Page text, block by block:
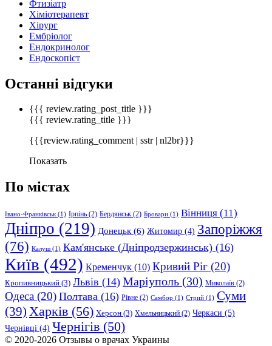
Фтизіатр
Хіміотерапевт
Хірург
Ембріолог
Ендокринолог
Ендоскопіст
Останні відгуки
{{{ review.rating_post_title }}}
{{{ review.rating_title }}}
{{{review.rating_comment | sstr | nl2br}}}
Показать
По містах
Івано-Франківськ(1) Ірпінь (2) Бердянськ (2) Бровари (1) Вінниця (11)
Дніпро (219) Донецьк(6) Житомир (4) Запоріжжя
(76) Калуш(1) Кам'янське (Дніпродзержинськ) (16)
Київ (492) Кременчук (10) Кривий Ріг (20)
Кропивницький (3) Львів (14) Маріуполь (30) Миколаїв (2)
Одеса (20) Полтава (16) Рівне (2) Самбор (1) Стрий (1) Суми
(39) Харків (56) Херсон (3) Хмельницький (2) Черкаси (5)
Чернівці (4) Чернігів (50)
© 2020-2026 Отзывы о врачах Украины